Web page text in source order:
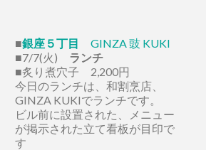
■銀座５丁目
GINZA 豉 KUKI
■7/7(火) ランチ
■炙り煮穴子 2,200円
今日のランチは、和割烹店、
GINZA KUKIでランチです。
ビル前に設置された、メニュー
が掲示された立て看板が目印で
す